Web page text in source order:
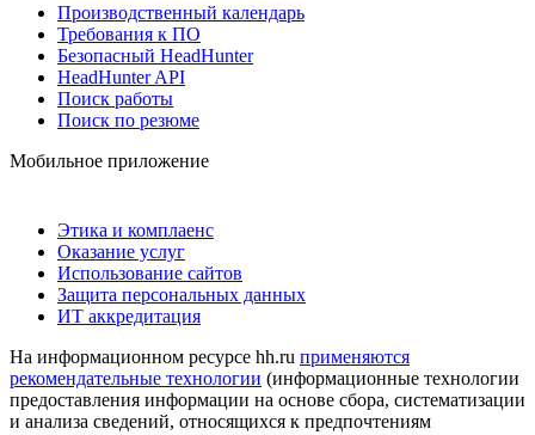
Производственный календарь
Требования к ПО
Безопасный HeadHunter
HeadHunter API
Поиск работы
Поиск по резюме
Мобильное приложение
Этика и комплаенс
Оказание услуг
Использование сайтов
Защита персональных данных
ИТ аккредитация
На информационном ресурсе hh.ru применяются
рекомендательные технологии (информационные технологии
предоставления информации на основе сбора, систематизации
и анализа сведений, относящихся к предпочтениям